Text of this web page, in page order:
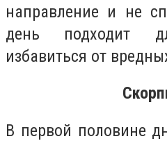
направление и не
день подходит
избавиться от
В первой половине